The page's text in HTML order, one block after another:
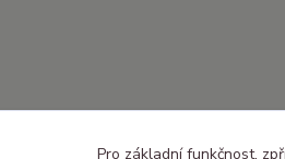
Pro základní funkčnost,